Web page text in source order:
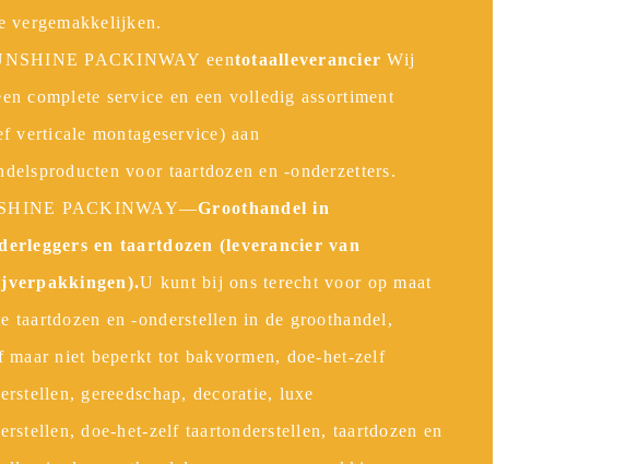
vergemakkelijken.
PACKINWAY eentotaalleverancier Wij
complete service en een volledig assortiment
verticale montageservice) aan
voor taartdozen en -onderzetters.
PACKINWAY—Groothandel in
en taartdozen (leverancier van
U kunt bij ons terecht voor op maat
taartdozen en -onderstellen in de groothandel,
maar niet beperkt tot bakvormen, doe-het-zelf
gereedschap, decoratie, luxe
doe-het-zelf taartonderstellen, taartdozen en